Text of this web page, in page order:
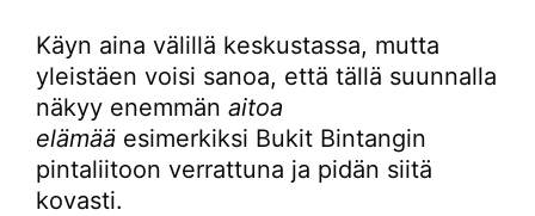
Käyn aina välillä keskustassa, mutta
yleistäen voisi sanoa, että tällä suunnalla
näkyy enemmän aitoa
elämää esimerkiksi Bukit Bintangin
pintaliitoon verrattuna ja pidän siitä
kovasti.